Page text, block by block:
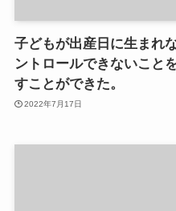
子どもが出産日に生まれ
ントロールできないこと
すことができた。
2022年7月17日